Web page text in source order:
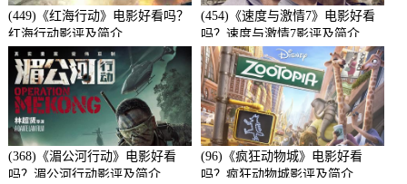
(449)《红海行动》电影好看吗？
红海行动影评及简介
(454)《速度与激情7》电影好看
吗？速度与激情7影评及简介
(368)《湄公河行动》电影好看
吗？湄公河行动影评及简介
(96)《疯狂动物城》电影好看
吗？疯狂动物城影评及简介